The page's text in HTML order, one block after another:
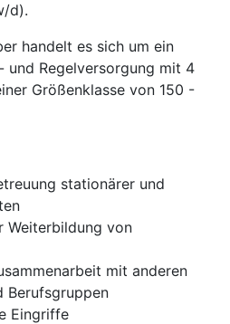
d).
handelt es sich um ein
und Regelversorgung mit 4
Größenklasse von 150 -
stationärer und
Weiterbildung von
mit anderen
Berufsgruppen
Eingriffe